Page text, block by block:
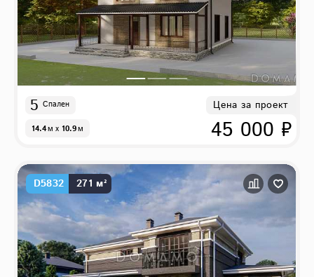
5 Спален
14.4м x 10.9м
Цена за проект
45 000 ₽
D5832 271 м²